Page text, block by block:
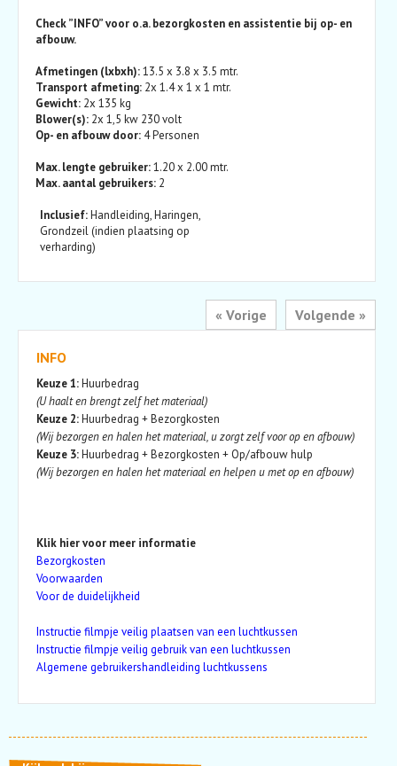
Check ”INFO” voor o.a. bezorgkosten en assistentie bij op- en
afbouw.
Afmetingen (lxbxh):13.5 x 3.8 x 3.5 mtr.
Transport afmeting: 2x 1.4 x 1 x 1 mtr.
Gewicht: 2x 135 kg
Blower(s): 2x 1,5 kw 230 volt
Op- en afbouw door: 4 Personen
Max. lengte gebruiker:1.20 x 2.00 mtr.
Max. aantal gebruikers: 2
Inclusief:Handleiding, Haringen,
Grondzeil (indien plaatsing op
verharding)
Volgende »
« Vorige
INFO
Keuze 1:Huurbedrag
(U haalt en brengt zelf het materiaal)
Keuze 2:Huurbedrag + Bezorgkosten
(Wij bezorgen en halen het materiaal, u zorgt zelf voor op en afbouw)
Keuze 3:Huurbedrag + Bezorgkosten + Op/afbouw hulp
(Wij bezorgen en halen het materiaal en helpen u met op en afbouw)
Klik hier voor meer informatie
Bezorgkosten
Voorwaarden
Voor de duidelijkheid
Instructie filmpje veilig plaatsen van een luchtkussen
Instructie filmpje veilig gebruik van een luchtkussen
Algemene gebruikershandleiding luchtkussens